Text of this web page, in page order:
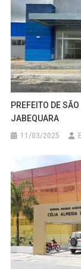
PREFEITO DE
JABEQUARA
11/03/2025